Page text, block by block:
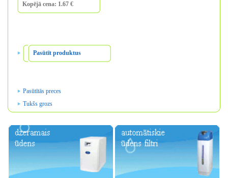
Kopējā cena: 1.67 €
Pasūtīt produktus
Pasūtītās preces
Tukšs grozs